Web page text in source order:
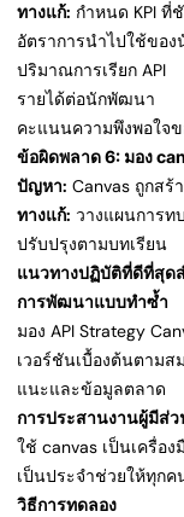
ทางแก้: กำหนด KPI ที่
อัตราการนำไปใช้ขอ
ปริมาณการเรียก API
รายได้ต่อนักพัฒนา
คะแนนความพึงพอใจ
ข้อผิดพลาด 6: มอง
ปัญหา: Canvas ถูกสร้
ทางแก้: วางแผนการท
ปรับปรุงตามบทเรียน
แนวทางปฏิบัติที่ดีที่สุด
การพัฒนาแบบทำซ้ำ
มอง API Strategy
เวอร์ชันเบื้องต้นตาม
แนะและข้อมูลตลาด
การประสานงานผู้มีส่ว
ใช้ canvas เป็นเครื่อ
เป็นประจำช่วยให้ทุกค
วิธีการทดลอง